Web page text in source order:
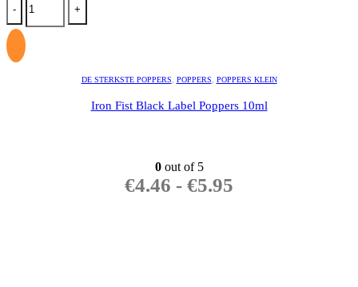
- +
DE STERKSTE POPPERS, POPPERS, POPPERS KLEIN
Iron Fist Black Label Poppers 10ml
0out of 5
€4.46 - €5.95